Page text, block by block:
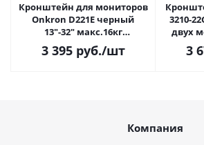
Кронштейн для мониторов
Onkron D221E черный
13"-32" макс.16кг
настольный поворот и
наклон
3 395руб./шт
3210-
двух
VESA
90°/
3
Компания